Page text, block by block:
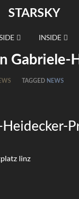
STARSKY
INSIDE
Gabriele-
TAGGED NEWS
linz